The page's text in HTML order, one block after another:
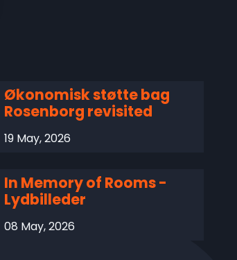
Økonomisk støtte bag
Rosenborg revisited
19 May, 2026
In Memory of Rooms -
Lydbilleder
08 May, 2026